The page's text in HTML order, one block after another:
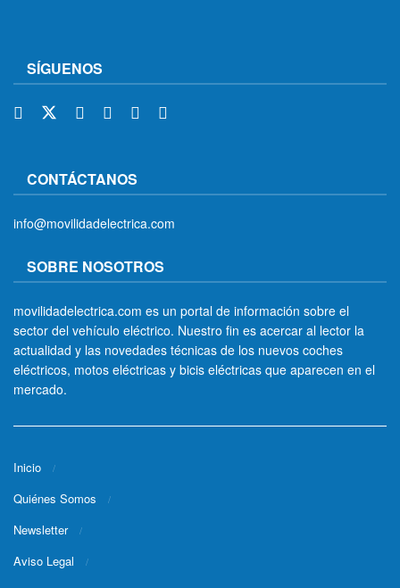
SÍGUENOS
CONTÁCTANOS
info@movilidadelectrica.com
SOBRE NOSOTROS
movilidadelectrica.com es un portal de información sobre el
sector del vehículo eléctrico. Nuestro fin es acercar al lector la
actualidad y las novedades técnicas de los nuevos coches
eléctricos, motos eléctricas y bicis eléctricas que aparecen en el
mercado.
Inicio
Quiénes Somos
Newsletter
Aviso Legal